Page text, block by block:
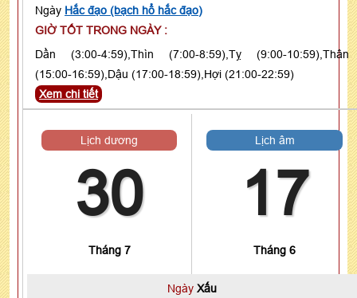
Ngày Hắc đạo (bạch hổ hắc đạo)
GIỜ TỐT TRONG NGÀY :
Dần (3:00-4:59),Thìn (7:00-8:59),Tỵ (9:00-10:59),Thân
(15:00-16:59),Dậu (17:00-18:59),Hợi (21:00-22:59)
Xem chi tiết
Lịch dương
30
Tháng 7
Lịch âm
17
Tháng 6
Ngày Xấu